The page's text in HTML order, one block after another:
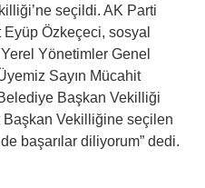
seçildi. AK Parti
Özkeçeci, sosyal
Yönetimler Genel
Sayın Mücahit
Başkan Vekilliği
Başkan Vekilliğine seçilen
başarılar diliyorum” dedi.